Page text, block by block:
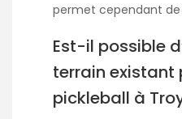
permet cependant de
Est-il possible
terrain existant
pickleball à